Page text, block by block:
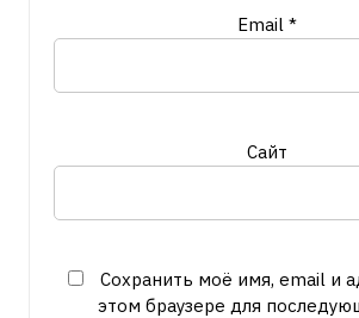
Email *
Сайт
Сохранить моё имя, email и
этом браузере для